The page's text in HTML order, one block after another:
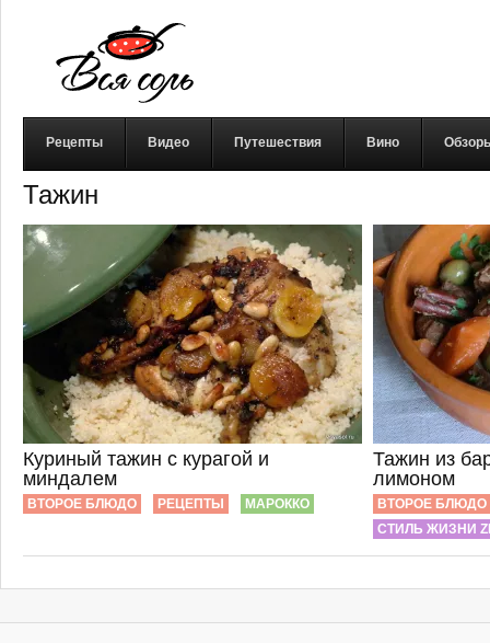
Рецепты Видео Путешествия Вино
Тажин
Куриный тажин с курагой и
миндалем
ВТОРОЕ БЛЮДО РЕЦЕПТЫ МАРОККО
Тажин из
лимоном
ВТОРОЕ БЛЮДО
СТИЛЬ ЖИЗНИ